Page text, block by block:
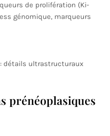
de prolifération (Ki-
génomique, marqueurs
: détails ultrastructuraux
prénéoplasiques